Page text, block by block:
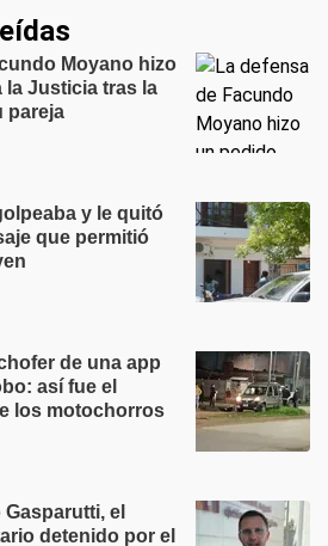
Moyano hizo
la Justicia tras la
pareja
y le quitó
que permitió
de una app
así fue el
los motochorros
el
detenido por el